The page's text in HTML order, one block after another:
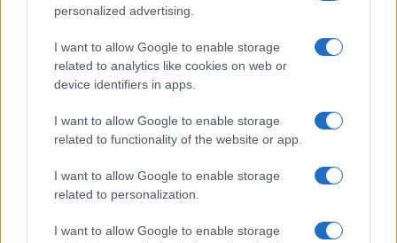
personalized advertising.
I want to allow Google to enable storage
related to analytics like cookies on web or
device identifiers in apps.
I want to allow Google to enable storage
related to functionality of the website or app.
I want to allow Google to enable storage
related to personalization.
I want to allow Google to enable storage
Salmo finisce in ospedale a Catania, ma il tour
va avanti: “Sicilia, ci sono”